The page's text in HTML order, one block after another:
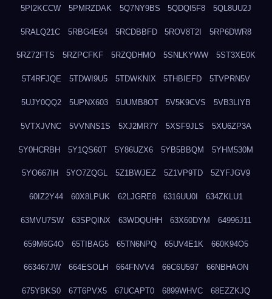
5PI2KCCW 5PMRZDAK 5Q7NY9BS 5QDQI5F8 5QL8UU2J
5RALQ21C 5RBG4E64 5RCDBBFD 5ROV8T2I 5RP6DWR8
5RZ72FTS 5RZPCFKF 5RZQDHMO 5SNLKYWW 5ST3XE0K
5T4RFJQE 5TDWI9U5 5TDWKNIX 5THBIEFD 5TVPRN5V
5UJY0QQ2 5UPNX603 5UUMB8OT 5V5K9CVS 5VB3LIYB
5VTXJVNC 5VVNNS1S 5XJ2MR7Y 5XSF9JLS 5XU6ZP3A
5Y0HCRBH 5Y1QS60T 5Y86UZX6 5YB5BBQM 5YHM530M
5YO667IH 5YO7ZQGL 5Z1BWJEZ 5Z1VP9TD 5ZYFJGV9
60IZ2Y44 60X8LPUK 62LJGRE8 6316UU0I 634ZKLU1
63MVU7SW 63SPQINX 63WDQUHH 63X60DYM 64996J11
659M6G4O 65TIBAG5 65TN6NPQ 65UV4E1K 660K94O5
663467JW 664ESOLH 664FNVV4 66C6U597 66NBHAON
675YBKS0 67T6PVX5 67UCAPT0 6899WHVC 68EZZKJQ